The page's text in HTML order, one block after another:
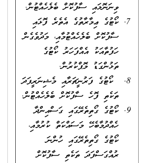
ވިނަނޮޅައި ސާފުކޮށް ބެލެހެއްޓުން.
ކޯޓުގެ ޢިމާރާތުގެ އެތެރެ ފޮޅައި
ސާފުކޮށް ބެލެހެއްޓުމާއި، މަދުވެގެން
ހަފުތާއަކު އެއްފަހަރު ކޯޓުގެ
ތަޅުންގަޑު މޮޕްކުރުން.
ކޯޓުގެ ފަރުނީޗަރާއި މެޝިނަރީފަދަ
ތަކެތި ފޮހެ ސާފުކޮށް ބެލެހެއްޓުން.
ކޯޓުގެ ގޯތިތެރޭގައި ގަސްއިންދާ
ހެއްދުމާބެހޭ މަސައްކަތް ކުރުމާއި،
ކޯޓުގެ ގޯތިތެރޭގައި ހުންނަ
ރުއްގަސްފަދަ ތަކެތި ސާފުކޮށް